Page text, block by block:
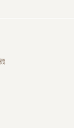
うございまし
。 状態は問題な
。 ありがとうご